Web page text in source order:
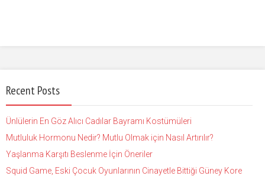
Recent Posts
Ünlülerin En Göz Alıcı Cadılar Bayramı Kostümüleri
Mutluluk Hormonu Nedir? Mutlu Olmak için Nasıl Artırılır?
Yaşlanma Karşıtı Beslenme İçin Öneriler
Squid Game, Eski Çocuk Oyunlarının Cinayetle Bittiği Güney Kore